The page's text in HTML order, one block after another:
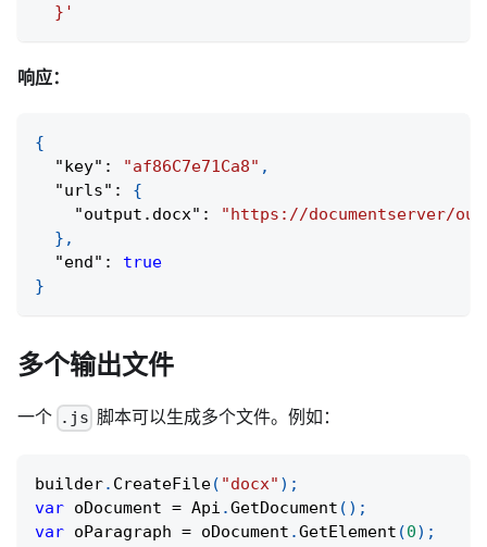
  }'
响应：
{
"key" : "af86C7e71Ca8" ,
"urls" :
{
"output.docx" :
"https://documentserver/
} ,
"end" :
true
}
多个输出文件
一个 .js 脚本可以生成多个文件。例如：
builder. CreateFile( "docx" ) ;
var oDocument = Api .GetDocument ( ) ;
var oParagraph = oDocument .GetElement (0) ;